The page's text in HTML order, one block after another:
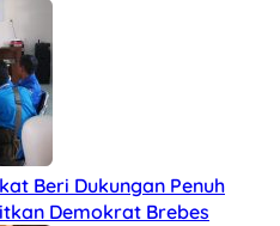
Beri Dukungan Penuh
Demokrat Brebes